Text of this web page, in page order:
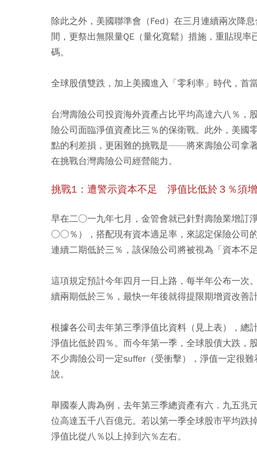
除此之外，美國聯準會（Fed）在三月連續兩次
間，更祭出無限量QE（量化寬鬆）措施，重貼現
碼。
全球股債雙跌，加上美國進入「零利率」時代，首
台灣壽險公司投資海外資產占比平均高達六八％，
險公司面臨淨值資產比三％的保衛戰。此外，美國
點的利差損，更困難的挑戰是——將來壽險公司拿
在挑戰台灣壽險公司經營能力。
挑戰1：遭警示資本不足 淨值比低於３％須
早在二○一九年七月，金管會就已針對壽險業增訂
○○％），搭配現有資本適足率，來認定保險公司
連續二期低於三％，該保險公司將被視為「資本不足
這項規定預計今年四月一日上路，每半年公布一次
續兩期低於三％，最快一年後就得提限期增資改善計
根據各公司去年第三季淨值比資料（見上表），總
淨值比低於四％。而今年第一季，全球股債大跌，
不少壽險公司一定suffer（受衝擊），淨值一定很
說。
舉國泰人壽為例，去年第三季總資產有六．九五兆
位高達五千八百億元。若以第一季全球股市平均跌
淨值比從八％以上掉到六％左右。